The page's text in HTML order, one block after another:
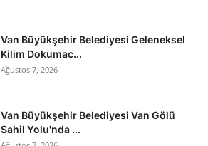
Van Büyükşehir Belediyesi Geleneksel
Kilim Dokumac...
Ağustos 7, 2026
Van Büyükşehir Belediyesi Van Gölü
Sahil Yolu'nda ...